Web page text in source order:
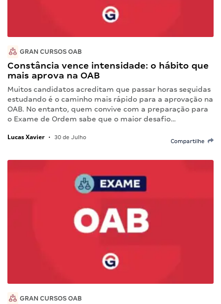
GRAN CURSOS OAB
Constância vence intensidade: o hábito que
mais aprova na OAB
Muitos candidatos acreditam que passar horas seguidas
estudando é o caminho mais rápido para a aprovação na
OAB. No entanto, quem convive com a preparação para
o Exame de Ordem sabe que o maior desafio…
Lucas Xavier • 30 de Julho
Compartilhe
GRAN CURSOS OAB